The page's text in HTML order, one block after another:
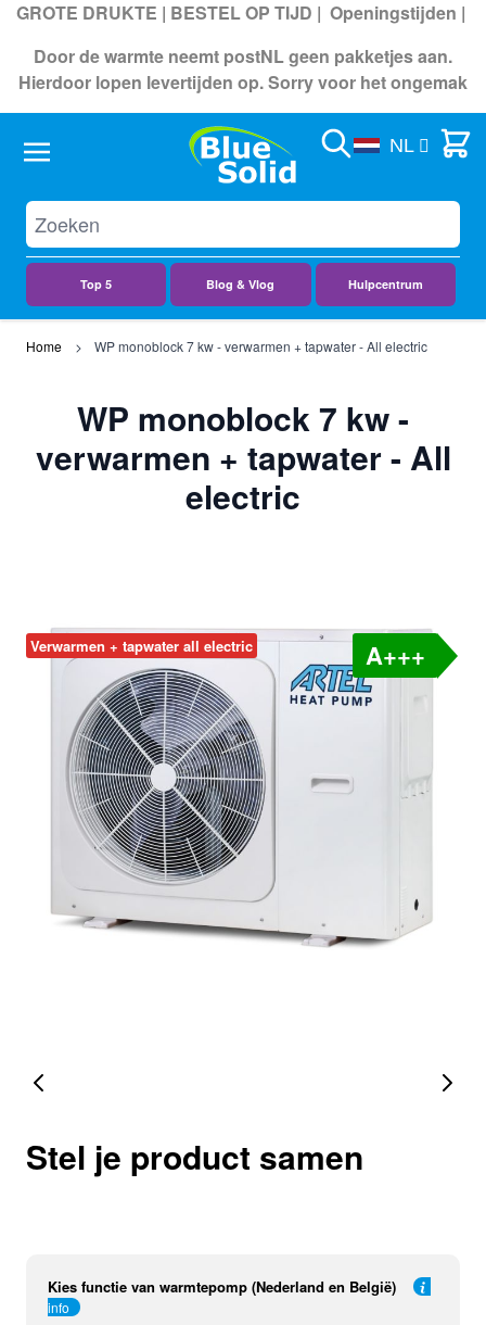
GROTE DRUKTE | BESTEL OP TIJD | Openingstijden |
Door de warmte neemt postNL geen pakketjes aan.
Hierdoor lopen levertijden op. Sorry voor het ongemak
Top 5 Blog & Vlog Hulpcentrum
Search NL Cart
Home WP monoblock 7 kw - verwarmen + tapwater - All electric
WP monoblock 7 kw -
verwarmen + tapwater - All
electric
A+++
Verwarmen + tapwater all electric
Stel je product samen
Kies functie van warmtepomp (Nederland en België)
info